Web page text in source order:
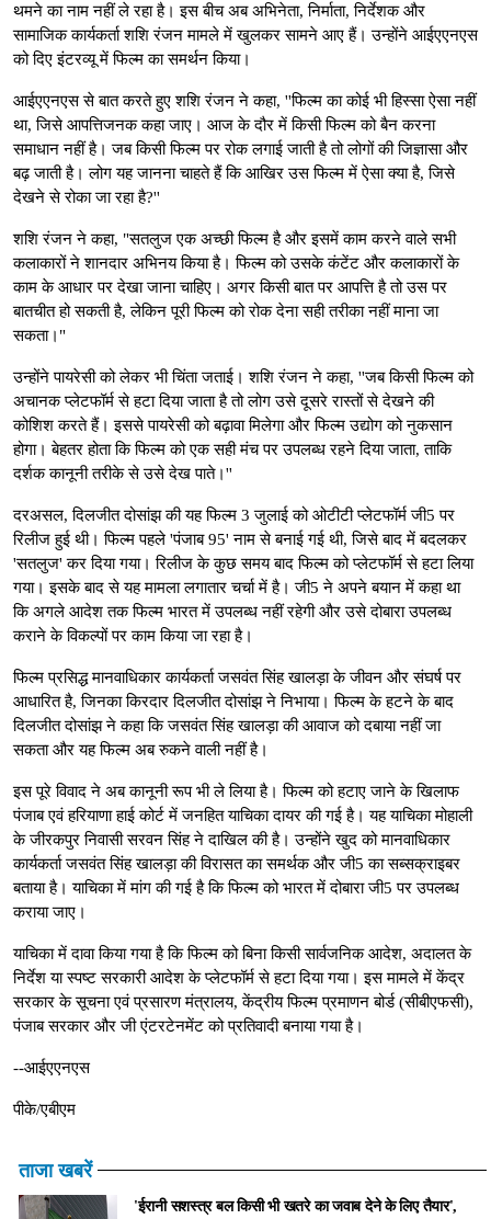
थमने का नाम नहीं ले रहा है। इस बीच अब अभिनेता, निर्माता, निर्देशक और
सामाजिक कार्यकर्ता शशि रंजन मामले में खुलकर सामने आए हैं। उन्होंने आईएएनएस
को दिए इंटरव्यू में फिल्म का समर्थन किया।
आईएएनएस से बात करते हुए शशि रंजन ने कहा, ''फिल्म का कोई भी हिस्सा ऐसा नहीं
था, जिसे आपत्तिजनक कहा जाए। आज के दौर में किसी फिल्म को बैन करना
समाधान नहीं है। जब किसी फिल्म पर रोक लगाई जाती है तो लोगों की जिज्ञासा और
बढ़ जाती है। लोग यह जानना चाहते हैं कि आखिर उस फिल्म में ऐसा क्या है, जिसे
देखने से रोका जा रहा है?''
शशि रंजन ने कहा, "सतलुज एक अच्छी फिल्म है और इसमें काम करने वाले सभी
कलाकारों ने शानदार अभिनय किया है। फिल्म को उसके कंटेंट और कलाकारों के
काम के आधार पर देखा जाना चाहिए। अगर किसी बात पर आपत्ति है तो उस पर
बातचीत हो सकती है, लेकिन पूरी फिल्म को रोक देना सही तरीका नहीं माना जा
सकता।"
उन्होंने पायरेसी को लेकर भी चिंता जताई। शशि रंजन ने कहा, ''जब किसी फिल्म को
अचानक प्लेटफॉर्म से हटा दिया जाता है तो लोग उसे दूसरे रास्तों से देखने की
कोशिश करते हैं। इससे पायरेसी को बढ़ावा मिलेगा और फिल्म उद्योग को नुकसान
होगा। बेहतर होता कि फिल्म को एक सही मंच पर उपलब्ध रहने दिया जाता, ताकि
दर्शक कानूनी तरीके से उसे देख पाते।''
दरअसल, दिलजीत दोसांझ की यह फिल्म 3 जुलाई को ओटीटी प्लेटफॉर्म जी5 पर
रिलीज हुई थी। फिल्म पहले 'पंजाब 95' नाम से बनाई गई थी, जिसे बाद में बदलकर
'सतलुज' कर दिया गया। रिलीज के कुछ समय बाद फिल्म को प्लेटफॉर्म से हटा लिया
गया। इसके बाद से यह मामला लगातार चर्चा में है। जी5 ने अपने बयान में कहा था
कि अगले आदेश तक फिल्म भारत में उपलब्ध नहीं रहेगी और उसे दोबारा उपलब्ध
कराने के विकल्पों पर काम किया जा रहा है।
फिल्म प्रसिद्ध मानवाधिकार कार्यकर्ता जसवंत सिंह खालड़ा के जीवन और संघर्ष पर
आधारित है, जिनका किरदार दिलजीत दोसांझ ने निभाया। फिल्म के हटने के बाद
दिलजीत दोसांझ ने कहा कि जसवंत सिंह खालड़ा की आवाज को दबाया नहीं जा
सकता और यह फिल्म अब रुकने वाली नहीं है।
इस पूरे विवाद ने अब कानूनी रूप भी ले लिया है। फिल्म को हटाए जाने के खिलाफ
पंजाब एवं हरियाणा हाई कोर्ट में जनहित याचिका दायर की गई है। यह याचिका मोहाली
के जीरकपुर निवासी सरवन सिंह ने दाखिल की है। उन्होंने खुद को मानवाधिकार
कार्यकर्ता जसवंत सिंह खालड़ा की विरासत का समर्थक और जी5 का सब्सक्राइबर
बताया है। याचिका में मांग की गई है कि फिल्म को भारत में दोबारा जी5 पर उपलब्ध
कराया जाए।
याचिका में दावा किया गया है कि फिल्म को बिना किसी सार्वजनिक आदेश, अदालत के
निर्देश या स्पष्ट सरकारी आदेश के प्लेटफॉर्म से हटा दिया गया। इस मामले में केंद्र
सरकार के सूचना एवं प्रसारण मंत्रालय, केंद्रीय फिल्म प्रमाणन बोर्ड (सीबीएफसी),
पंजाब सरकार और जी एंटरटेनमेंट को प्रतिवादी बनाया गया है।
--आईएएनएस
पीके/एबीएम
ताजा खबरें
'ईरानी सशस्त्र बल किसी भी खतरे का जवाब देने के लिए तैयार',